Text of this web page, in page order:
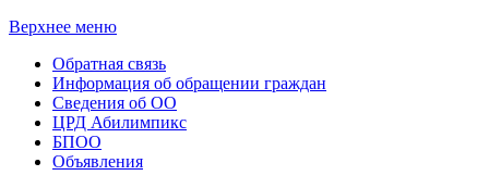
Верхнее меню
Обратная связь
Информация об обращении граждан
Сведения об ОО
ЦРД Абилимпикс
БПОО
Объявления